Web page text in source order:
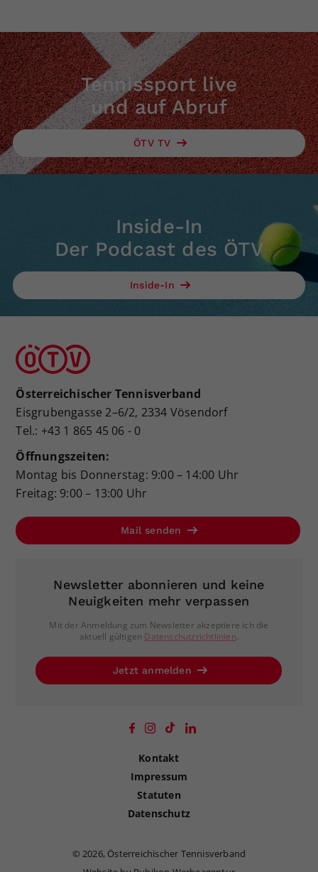
Tennissport live
und auf Abruf
ÖTV TV
Inside-In
Der Podcast des ÖTV
Inside-In
Österreichischer Tennisverband
Eisgrubengasse 2–6/2, 2334 Vösendorf
Tel.: +43 1 865 45 06 - 0
Öffnungszeiten:
Montag bis Donnerstag: 9:00 – 14:00 Uhr
Freitag: 9:00 – 13:00 Uhr
Mail senden
Newsletter abonnieren und keine
Neuigkeiten mehr verpassen
Mit der Anmeldung zum Newsletter akzeptiere ich die
aktuell gültigen Datenschutzrichtlinien.
Jetzt anmelden
Kontakt
Impressum
Statuten
Datenschutz
©2026, Österreichischer Tennisverband